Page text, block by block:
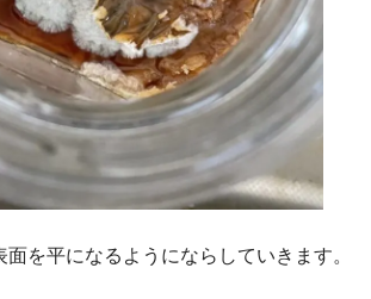
を平になるようにならしていきます。